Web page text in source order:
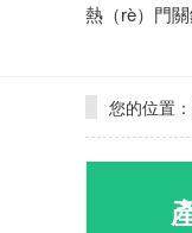
熱（rè）門關
您的位置：